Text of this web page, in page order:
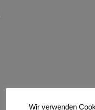
Wir verwenden